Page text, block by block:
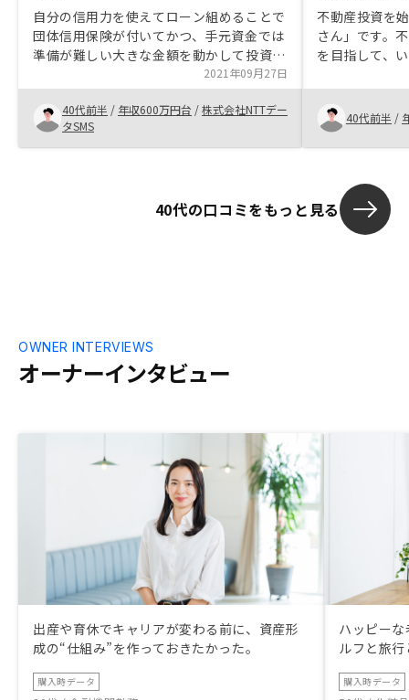
自分の信用力を使えてローン組めることで
団体信用保険が付いてかつ、手元資金では
準備が難しい大きな金額を動かして投資で
きる点が他の投資商品にはできないメリッ
トだと思います。
2021年09月27日
40代前半 / 年収600万円台 /株式会社NTTデー
タSMS
不動産投資を
さん」です。
を目指して、
まざまでした
用できてリス
ったりでした。
40代前半 /
40代の口コミをもっと見る
オーナーインタビュー
OWNER INTERVIEWS
出産や育休でキャリアが変わる前に、資産形
成の“仕組み”を作っておきたかった。
購入時データ
ハッピー
ルフと旅
購入時データ